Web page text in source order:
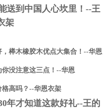
送到中国人心坎里！--王
架
榉木橡胶木优点大集合！--华恩
没注意这三点！--华恩
高吗？--华恩衣架
年才知道这款好礼--王的